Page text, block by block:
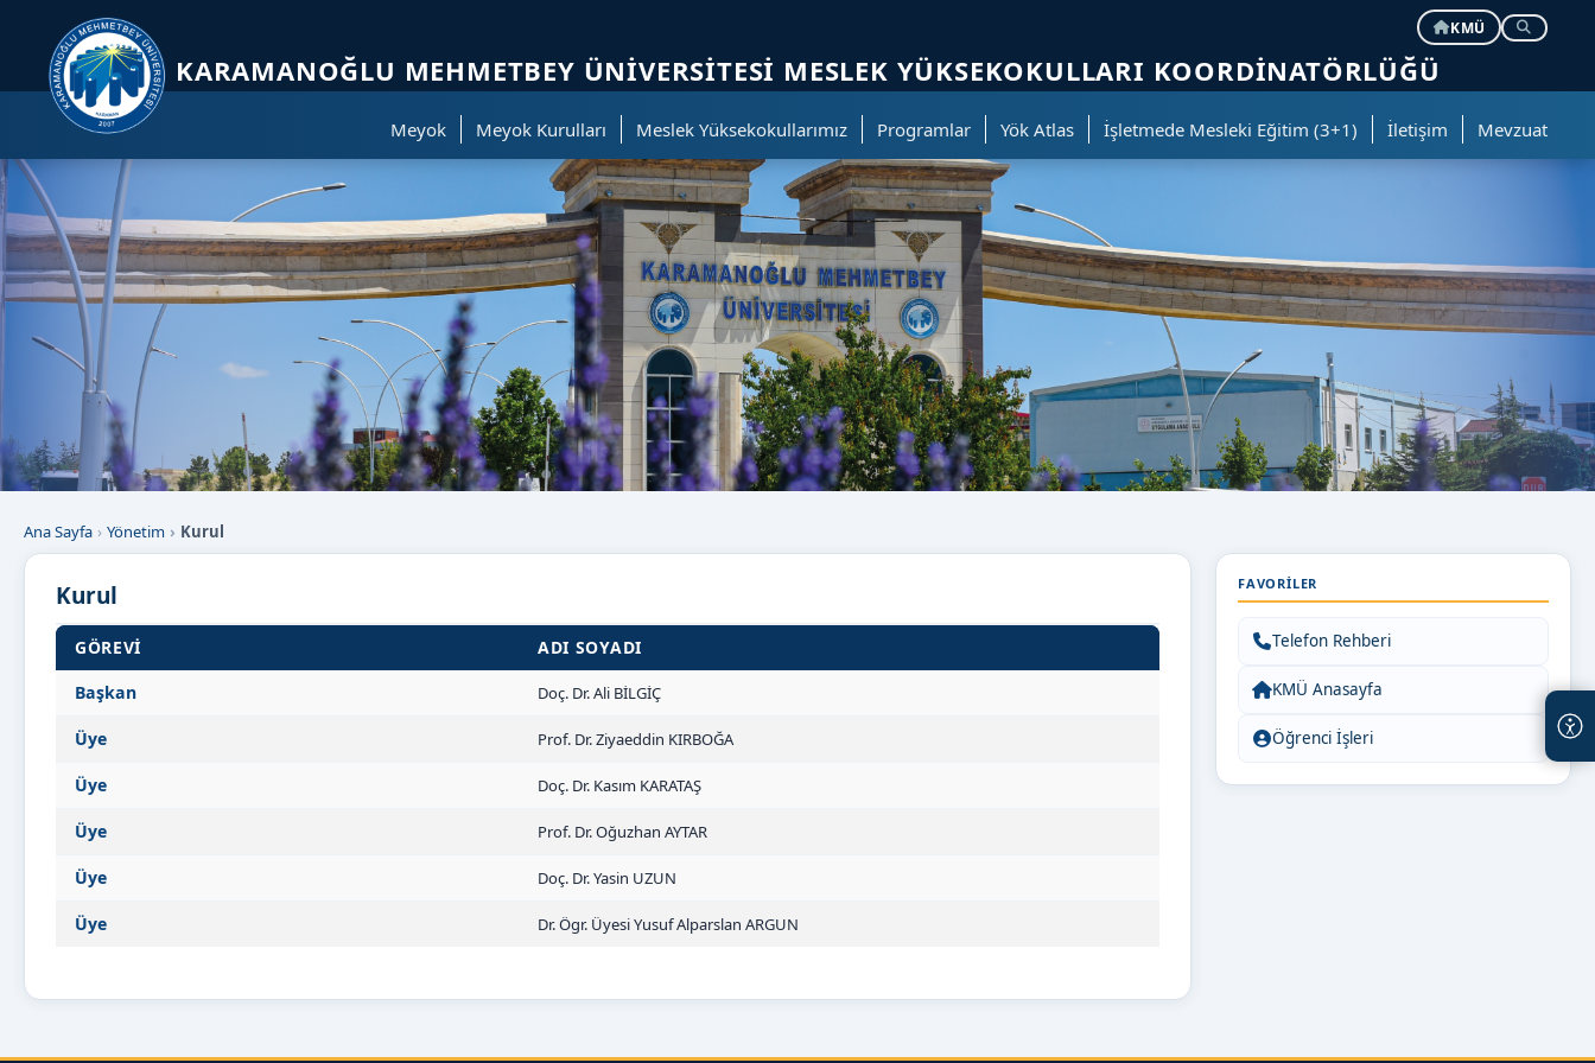
KMÜ
KARAMANOĞLU MEHMETBEY ÜNIVERSITESI MESLEK YÜKSEKOKULLARI KOORDINATÖRLÜĞÜ
Meyok Meyok Kurulları Meslek Yüksekokullarımız Programlar Yök Atlas İşletmede Mesleki Eğitim (3+1) İletişim Mevzuat
Ana Sayfa Yönetim Kurul
Kurul
Kurul üyeleri ve görevleri
GÖREVI
ADI SOYADI
Başkan
Doç. Dr. Ali BİLGİÇ
Üye Prof. Dr. Ziyaeddin KIRBOĞA
Üye Doç. Dr. Kasım KARATAŞ
Üye Prof. Dr. Oğuzhan AYTAR
Üye Doç. Dr. Yasin UZUN
Üye Dr. Ögr. Üyesi Yusuf Alparslan ARGUN
FAVORILER
Telefon Rehberi
KMÜ Anasayfa
Öğrenci İşleri